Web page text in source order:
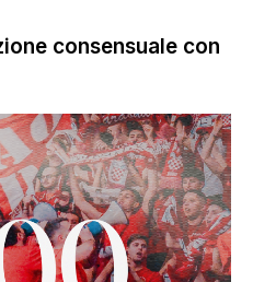
consensuale con